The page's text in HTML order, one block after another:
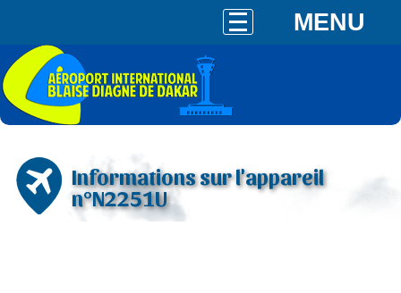
MENU
Informations sur l'appareil
n°N2251U